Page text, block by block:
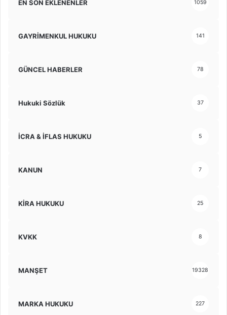
EN SON EKLENENLER 1059
GAYRİMENKUL HUKUKU 141
GÜNCEL HABERLER 78
Hukuki Sözlük 37
İCRA & İFLAS HUKUKU 5
KANUN 7
KİRA HUKUKU 25
KVKK 8
MANŞET 19328
MARKA HUKUKU 227